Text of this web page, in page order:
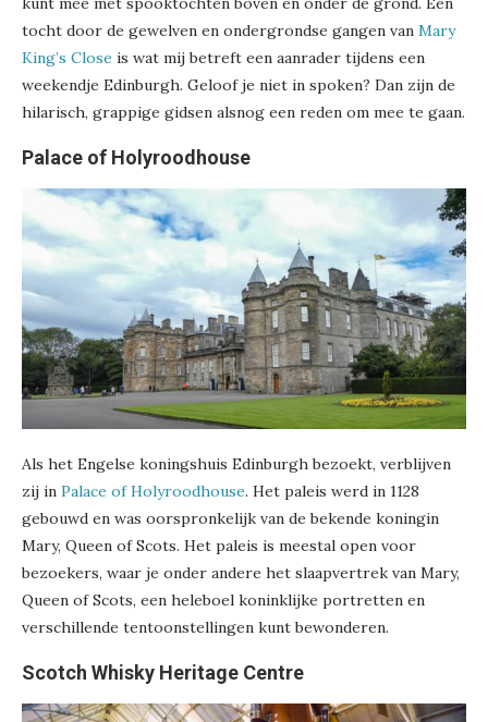
tocht door de gewelven en ondergrondse gangen van Mary
King’s Close is wat mij betreft een aanrader tijdens een
weekendje Edinburgh. Geloof je niet in spoken? Dan zijn de
hilarisch, grappige gidsen alsnog een reden om mee te gaan.
Palace of Holyroodhouse
Als het Engelse koningshuis Edinburgh bezoekt, verblijven
zij in Palace of Holyroodhouse. Het paleis werd in 1128
gebouwd en was oorspronkelijk van de bekende koningin
Mary, Queen of Scots. Het paleis is meestal open voor
bezoekers, waar je onder andere het slaapvertrek van Mary,
Queen of Scots, een heleboel koninklijke portretten en
verschillende tentoonstellingen kunt bewonderen.
Scotch Whisky Heritage Centre